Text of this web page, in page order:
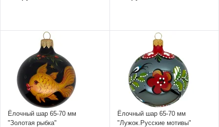
Ёлочный шар 65-70 мм
"Золотая рыбка"
Ёлочный шар 65-70 мм
"Лужок.Русские мотивы"